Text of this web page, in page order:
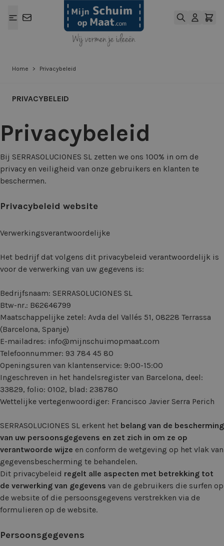
Home > Privacybeleid
PRIVACYBELEID
Privacybeleid
Bij SERRASOLUCIONES SL zetten we ons 100% in om de
privacy en veiligheid van onze gebruikers en klanten te
beschermen.
Privacybeleid website
Verwerkingsverantwoordelijke
Het bedrijf dat volgens dit privacybeleid verantwoordelijk is
voor de verwerking van uw gegevens is:
Bedrijfsnaam: SERRASOLUCIONES SL
Btw-nr.: B62646799
Maatschappelijke zetel: Avda del Vallés 51, 08228 Terrassa
(Barcelona, Spanje)
E-mailadres: info@mijnschuimopmaat.com
Telefoonnummer: 93 784 45 80
Openingsuren van klantenservice: 9:00-15:00
Ingeschreven in het handelsregister van Barcelona, deel:
33829, folio: 0102, blad: 238780
Wettelijke vertegenwoordiger: Francisco Javier Serra Perich
SERRASOLUCIONES SL erkent het belang van de bescherming
van uw persoonsgegevens en zet zich in om ze op
verantwoorde wijze en conform de wetgeving op het vlak van
gegevensbescherming te behandelen.
Dit privacybeleid regelt alle aspecten met betrekking tot
de verwerking van gegevens van de gebruikers die surfen op
de website of die persoonsgegevens verstrekken via de
formulieren op de website.
Persoonsgegevens